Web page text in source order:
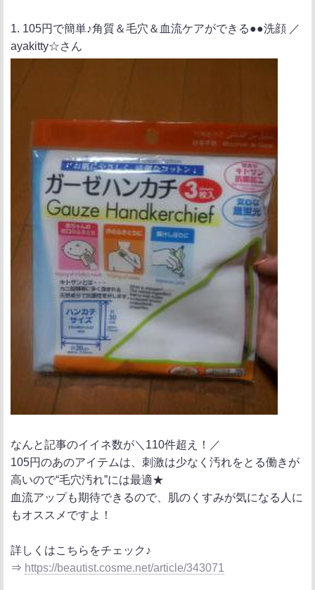
1. 105円で簡単♪角質＆毛穴＆血流ケアができる●●洗顔 ／
ayakitty☆さん
なんと記事のイイネ数が＼110件超え！／
105円のあのアイテムは、刺激は少なく汚れをとる働きが
高いので“毛穴汚れ”には最適★
血流アップも期待できるので、肌のくすみが気になる人に
もオススメですよ！
詳しくはこちらをチェック♪
⇒ https://beautist.cosme.net/article/343071